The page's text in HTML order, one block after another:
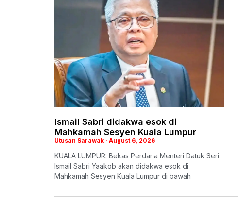
Ismail Sabri didakwa esok di
Mahkamah Sesyen Kuala Lumpur
Utusan Sarawak August 6, 2026
KUALA LUMPUR: Bekas Perdana Menteri Datuk Seri
Ismail Sabri Yaakob akan didakwa esok di
Mahkamah Sesyen Kuala Lumpur di bawah